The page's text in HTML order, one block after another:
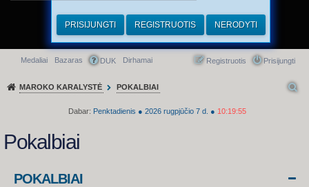
Greitasis meniu
Medaliai Bazaras DUK Dirhamai Prisijungti
Registruotis
MAROKO KARALYSTĖ POKALBIAI
Dabar: Penktadienis ● 2026 rugpjūčio 7 d. ● 10:19:55
PRISIJUNGTI REGISTRUOTIS NERODYTI
Pokalbiai
POKALBIAI